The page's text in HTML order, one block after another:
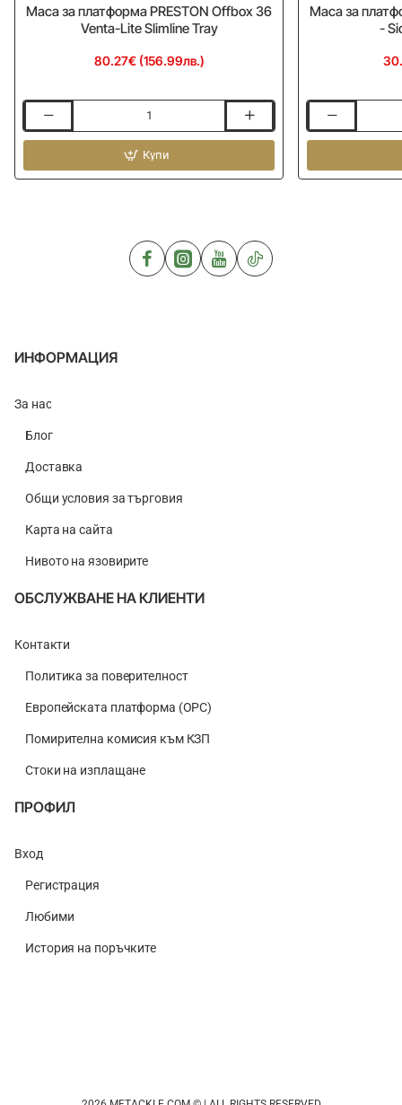
Маса за платформа PRESTON Offbox 36
Venta-Lite Slimline Tray
80.27€ (156.99лв.)
за
PRESTON
Купи
Маса за
-
за
PRESTON
ИНФОРМАЦИЯ
За нас
Блог
Доставка
Общи условия за търговия
Карта на сайта
Нивото на язовирите
ОБСЛУЖВАНЕ НА КЛИЕНТИ
Контакти
Политика за поверителност
Европейската платформа (ОРС)
Помирителна комисия към КЗП
Стоки на изплащане
ПРОФИЛ
Вход
Регистрация
Любими
История на поръчките